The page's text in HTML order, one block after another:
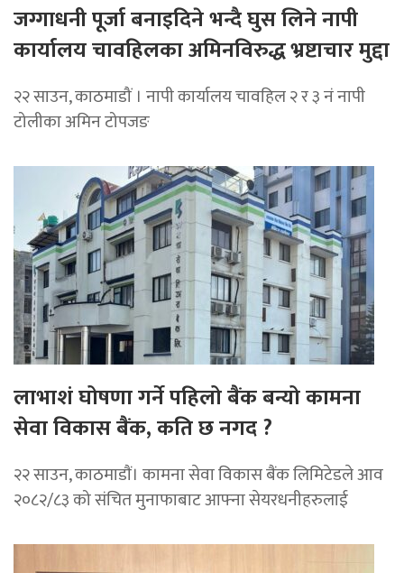
जग्गाधनी पूर्जा बनाइदिने भन्दै घुस लिने नापी
कार्यालय चावहिलका अमिनविरुद्ध भ्रष्टाचार मुद्दा
२२ साउन, काठमाडौं । नापी कार्यालय चावहिल २ र ३ नं नापी
टोलीका अमिन टोपजङ
लाभाशं घोषणा गर्ने पहिलो बैंक बन्यो कामना
सेवा विकास बैंक, कति छ नगद ?
२२ साउन, काठमाडाैं। कामना सेवा विकास बैंक लिमिटेडले आव
२०८२/८३ को संचित मुनाफाबाट आफ्ना सेयरधनीहरुलाई